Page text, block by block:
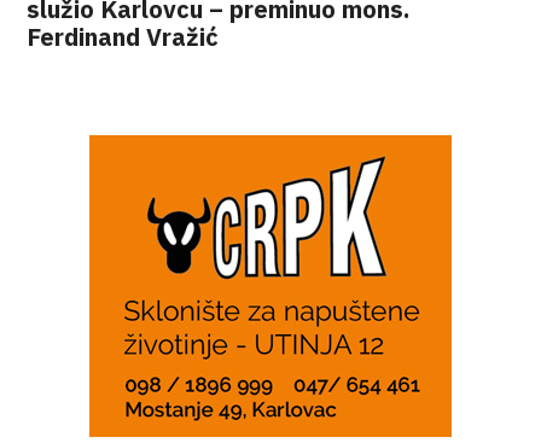
služio Karlovcu – preminuo mons.
Ferdinand Vražić